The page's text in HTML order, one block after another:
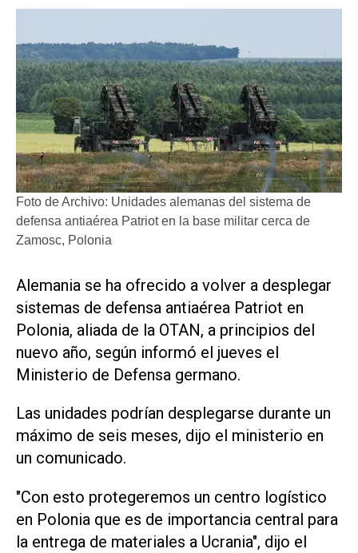
Foto de Archivo: Unidades alemanas del sistema de
defensa antiaérea Patriot en la base militar cerca de
Zamosc, Polonia
Alemania se ha ofrecido a volver a desplegar
sistemas de defensa antiaérea Patriot en
Polonia, aliada de la OTAN, a principios del
nuevo año, según informó el jueves el
Ministerio de Defensa germano.
Las unidades podrían desplegarse durante un
máximo de seis meses, dijo el ministerio en
un comunicado.
"Con esto protegeremos un centro logístico
en Polonia que es de importancia central para
la entrega de materiales a Ucrania", dijo el